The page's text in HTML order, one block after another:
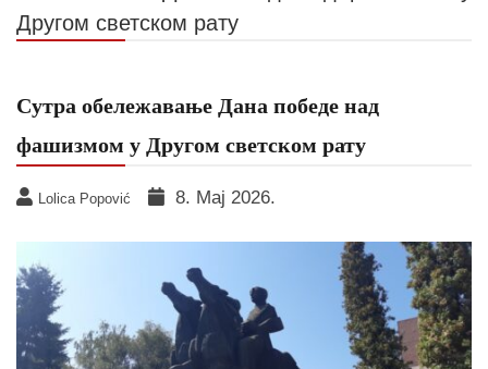
Другом светском рату
Сутра обележавање Дана победе над
фашизмом у Другом светском рату
Lolica Popović 8. Мај 2026.